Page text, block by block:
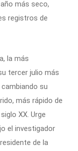
más seco,
registros de
la más
tercer julio más
su
más rápido de
XX. Urge
el investigador
de la